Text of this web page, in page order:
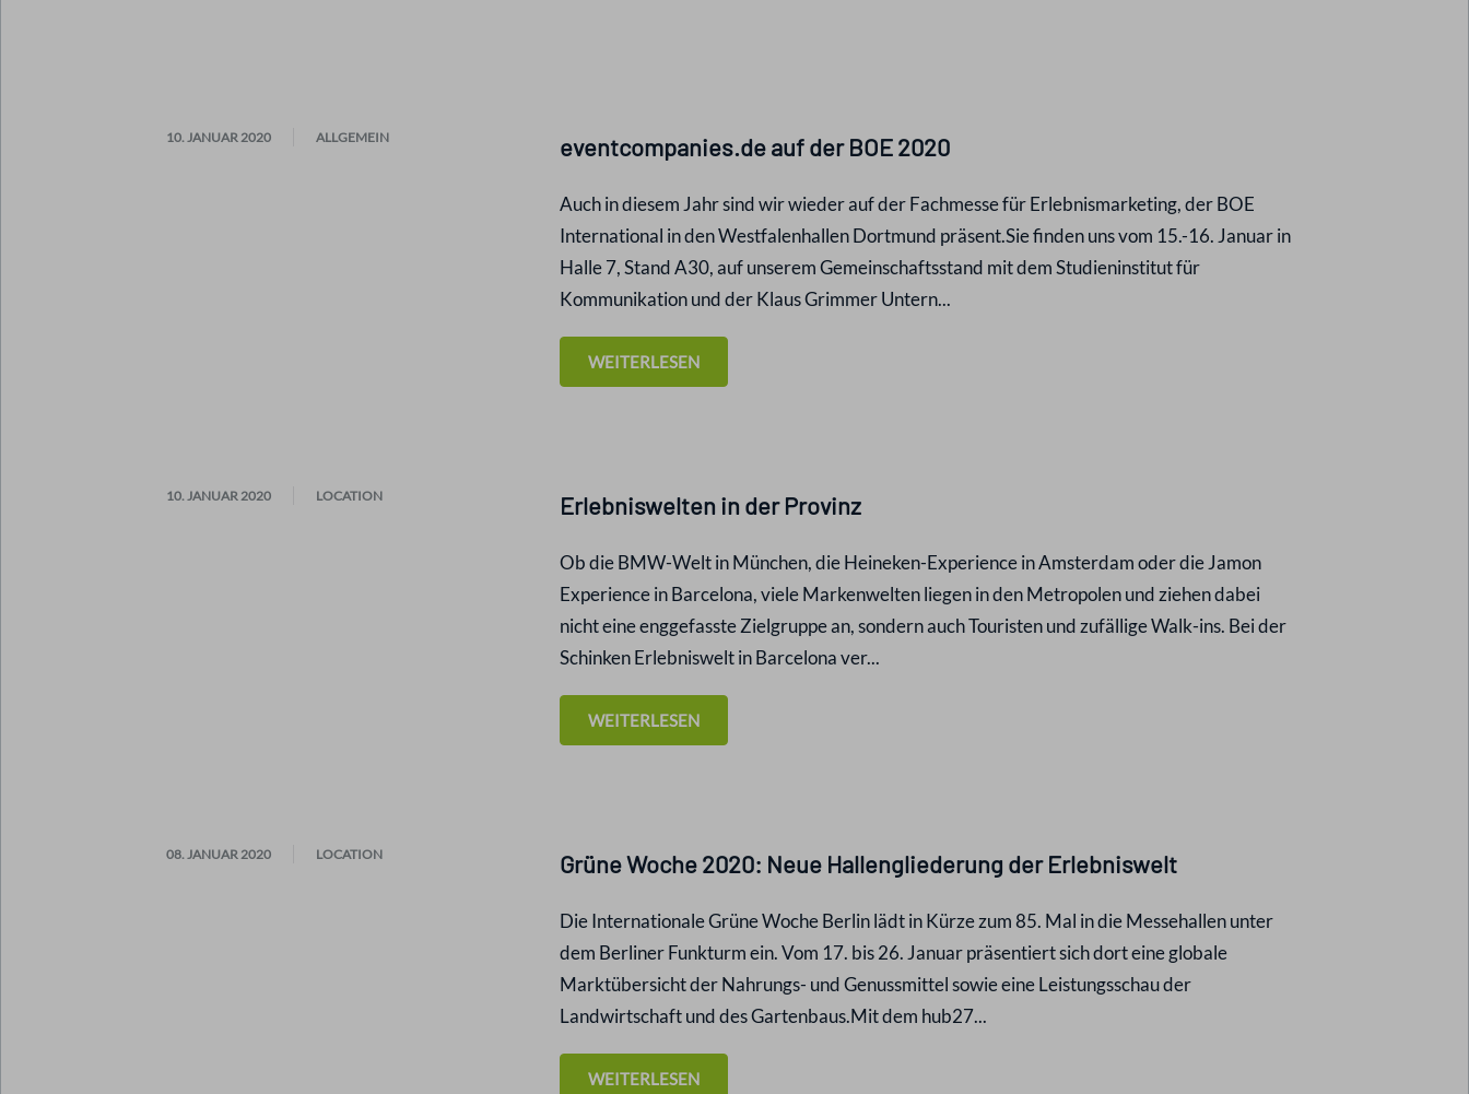
10. JANUAR 2020 ALLGEMEIN eventcompanies.de auf der BOE 2020
Auch in diesem Jahr sind wir wieder auf der Fachmesse für Erlebnismarketing, der BOE
International in den Westfalenhallen Dortmund präsent.Sie finden uns vom 15.-16. Januar in
Halle 7, Stand A30, auf unserem Gemeinschaftsstand mit dem Studieninstitut für
Kommunikation und der Klaus Grimmer Untern...
WEITERLESEN
10. JANUAR 2020 LOCATION Erlebniswelten in der Provinz
Ob die BMW-Welt in München, die Heineken-Experience in Amsterdam oder die Jamon
Experience in Barcelona, viele Markenwelten liegen in den Metropolen und ziehen dabei
nicht eine enggefasste Zielgruppe an, sondern auch Touristen und zufällige Walk-ins. Bei der
Schinken Erlebniswelt in Barcelona ver...
WEITERLESEN
08. JANUAR 2020 LOCATION Grüne Woche 2020: Neue Hallengliederung der Erlebniswelt
Die Internationale Grüne Woche Berlin lädt in Kürze zum 85. Mal in die Messehallen unter
dem Berliner Funkturm ein. Vom 17. bis 26. Januar präsentiert sich dort eine globale
Marktübersicht der Nahrungs- und Genussmittel sowie eine Leistungsschau der
Landwirtschaft und des Gartenbaus.Mit dem hub27...
WEITERLESEN